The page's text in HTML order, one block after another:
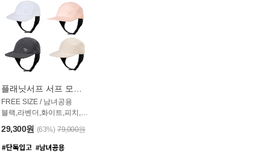
플래닛서프 서프 모자 UAC007PS
FREE SIZE / 남녀공용
블랙,라벤더,화이트,피치,그레이,오트밀 6컬러
29,300원 (63%) 79,000원